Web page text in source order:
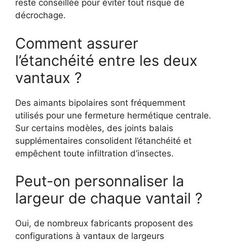
reste conseillée pour éviter tout risque de
décrochage.
Comment assurer
l’étanchéité entre les deux
vantaux ?
Des aimants bipolaires sont fréquemment
utilisés pour une fermeture hermétique centrale.
Sur certains modèles, des joints balais
supplémentaires consolident l’étanchéité et
empêchent toute infiltration d’insectes.
Peut-on personnaliser la
largeur de chaque vantail ?
Oui, de nombreux fabricants proposent des
configurations à vantaux de largeurs